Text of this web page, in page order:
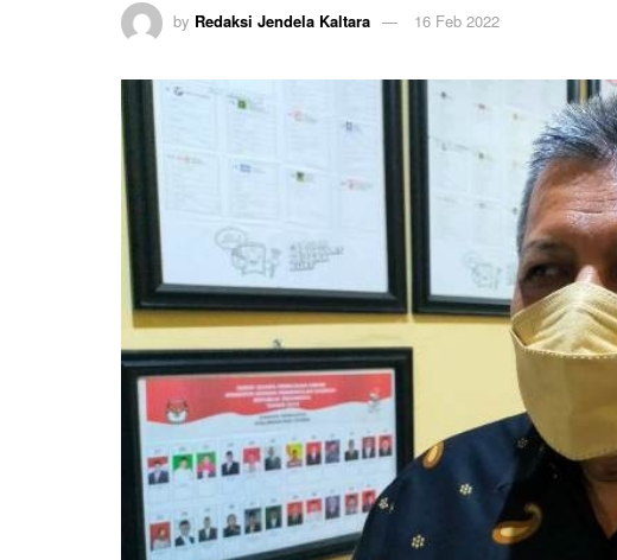
by Redaksi Jendela Kaltara 16 Feb 2022